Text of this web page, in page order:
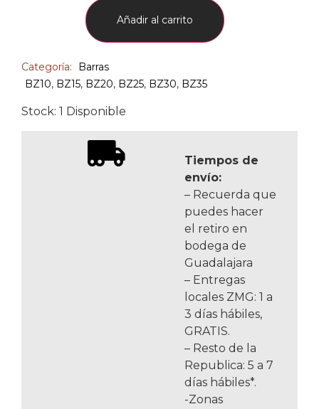
Añadir al carrito
Categoría:
Barras
BZ10, BZ15, BZ20, BZ25, BZ30, BZ35
Stock: 1 Disponible
Tiempos de
envío:
– Recuerda que
puedes hacer
el retiro en
bodega de
Guadalajara
– Entregas
locales ZMG: 1 a
3 días hábiles,
GRATIS.
– Resto de la
Republica: 5 a 7
días hábiles*.
-Zonas